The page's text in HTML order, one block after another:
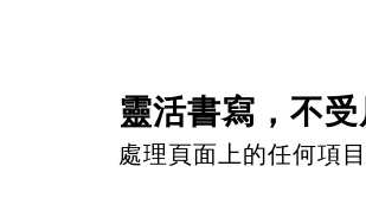
靈活書寫，不
處理頁面上的任何項